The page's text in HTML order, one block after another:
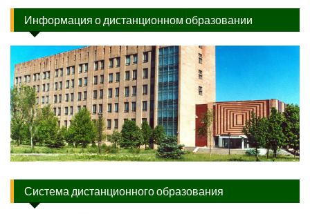
Информация о дистанционном образовании
Система дистанционного образования